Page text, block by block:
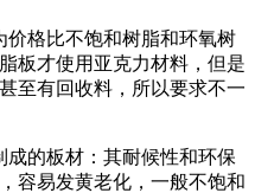
格比不饱和树脂和环氧树
板才使用亚克力材料，但是
至有回收料，所以要求不一
的板材：其耐候性和环保
容易发黄老化，一般不饱和